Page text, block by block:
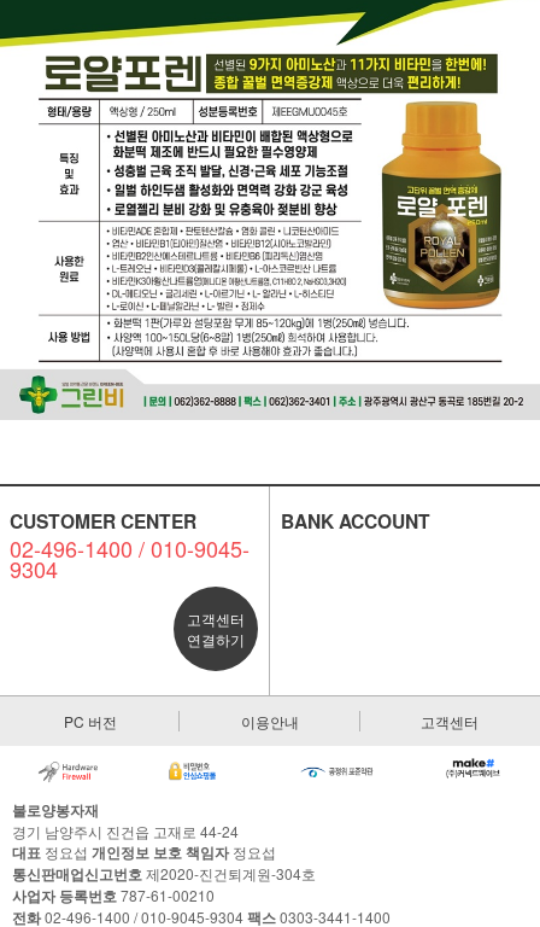
CUSTOMER CENTER
02-496-1400 / 010-9045-
9304
고객센터
연결하기
BANK ACCOUNT
PC 버전 이용안내 고객센터
불로양봉자재
경기 남양주시 진건읍 고재로 44-24
대표 정요섭 개인정보 보호 책임자정요섭
통신판매업신고번호제2020-진건퇴계원-304호
사업자 등록번호787-61-00210
전화02-496-1400 / 010-9045-9304팩스0303-3441-1400